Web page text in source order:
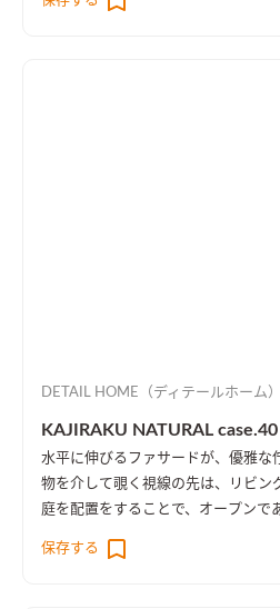
楽譜を整理する本棚を壁一面に設け
DETAIL HOME（ディテールホーム）
KAJIRAKU NATURAL case.40
水平に伸びるファサードが、優雅な
物を介して覗く視線の先は、リビン
庭を配置をすることで、オープンで
保存する